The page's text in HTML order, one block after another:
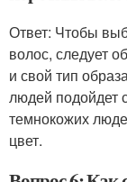
Ответ: Чтобы
волос, следует
и свой тип
людей подойдет
темнокожих
цвет.